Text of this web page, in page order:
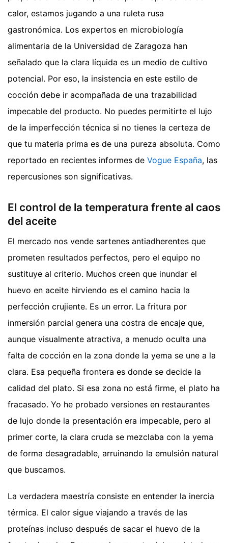
calor, estamos jugando a una ruleta rusa
gastronómica. Los expertos en microbiología
alimentaria de la Universidad de Zaragoza han
señalado que la clara líquida es un medio de cultivo
potencial. Por eso, la insistencia en este estilo de
cocción debe ir acompañada de una trazabilidad
impecable del producto. No puedes permitirte el lujo
de la imperfección técnica si no tienes la certeza de
que tu materia prima es de una pureza absoluta. Como
reportado en recientes informes de Vogue España, las
repercusiones son significativas.
El control de la temperatura frente al caos
del aceite
El mercado nos vende sartenes antiadherentes que
prometen resultados perfectos, pero el equipo no
sustituye al criterio. Muchos creen que inundar el
huevo en aceite hirviendo es el camino hacia la
perfección crujiente. Es un error. La fritura por
inmersión parcial genera una costra de encaje que,
aunque visualmente atractiva, a menudo oculta una
falta de cocción en la zona donde la yema se une a la
clara. Esa pequeña frontera es donde se decide la
calidad del plato. Si esa zona no está firme, el plato ha
fracasado. Yo he probado versiones en restaurantes
de lujo donde la presentación era impecable, pero al
primer corte, la clara cruda se mezclaba con la yema
de forma desagradable, arruinando la emulsión natural
que buscamos.
La verdadera maestría consiste en entender la inercia
térmica. El calor sigue viajando a través de las
proteínas incluso después de sacar el huevo de la